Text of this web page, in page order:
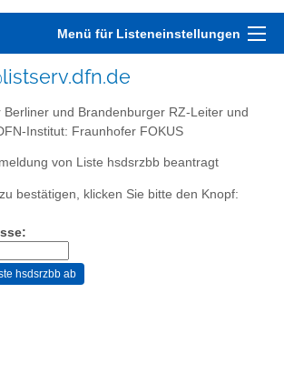
Menü für Listeneinstellungen
Berliner und Brandenburger RZ-Leiter und
Institut: Fraunhofer FOKUS
von Liste hsdsrzbb beantragt
bestätigen, klicken Sie bitte den Knopf: